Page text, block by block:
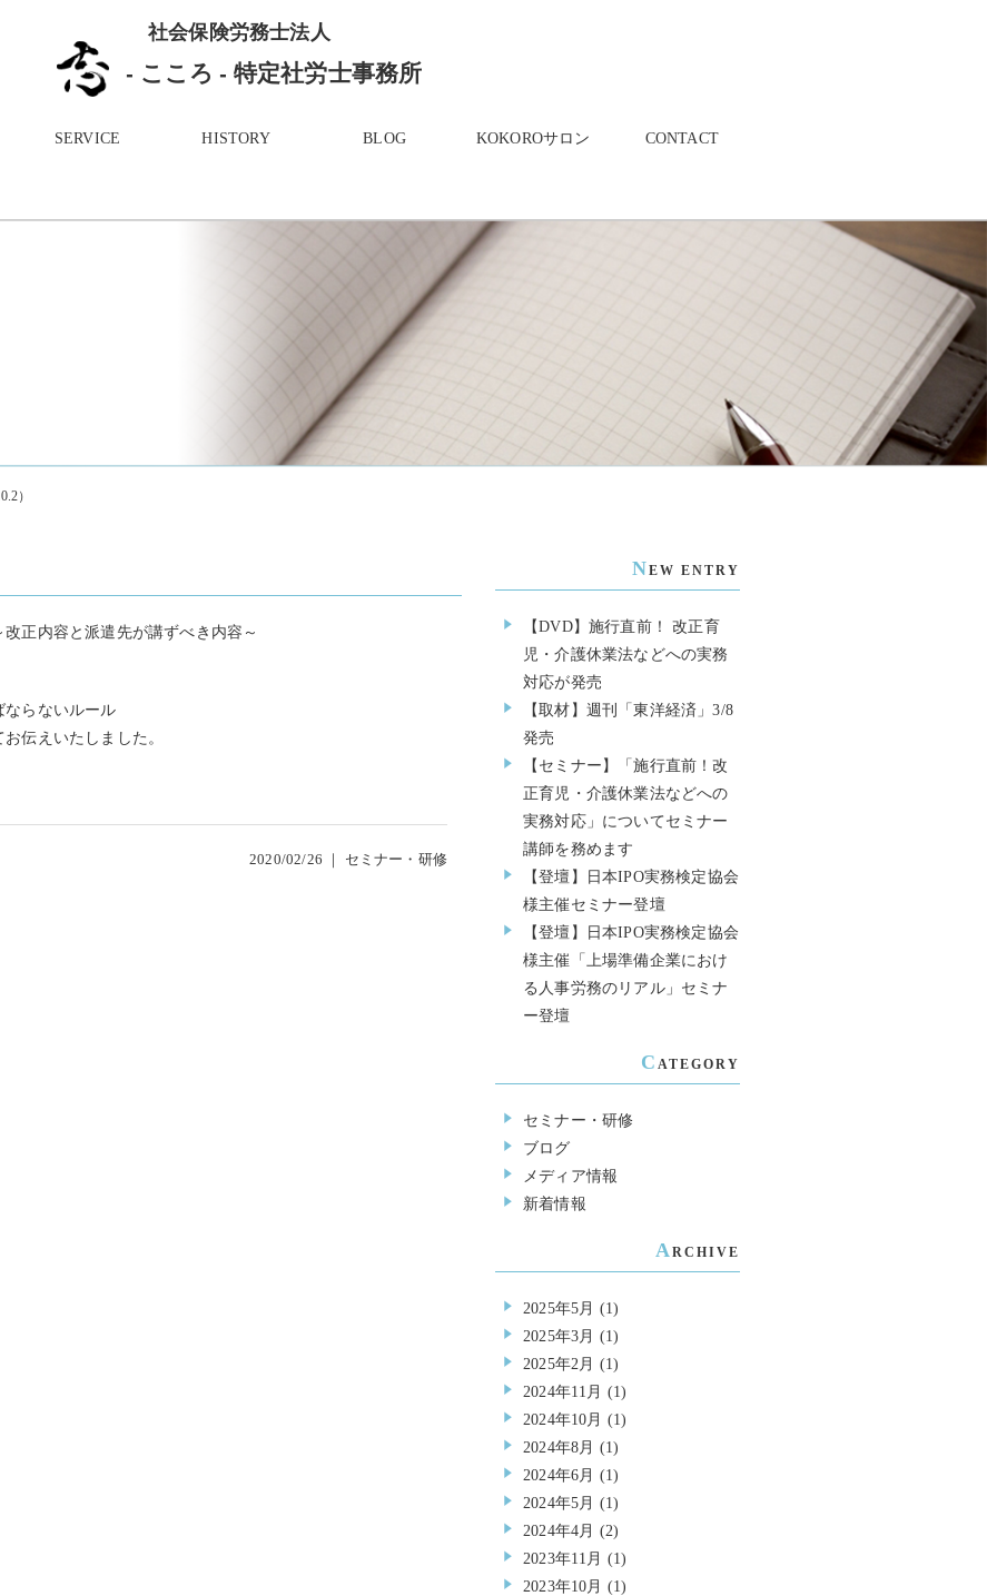
社会保険労務士法人
- こころ - 特定社労士事務所
SERVICE HISTORY BLOG KOKOROサロン CONTACT
）
正内容と派遣先が講ずべき内容～
ならないルール
伝えいたしました。
2020/02/26 ｜ セミナー・研修
NEW ENTRY
【DVD】施行直前！ 改正育
児・介護休業法などへの実務
対応が発売
【取材】週刊「東洋経済」3/8
発売
【セミナー】「施行直前！改
正育児・介護休業法などへの
実務対応」についてセミナー
講師を務めます
【登壇】日本IPO実務検定協会
様主催セミナー登壇
【登壇】日本IPO実務検定協会
様主催「上場準備企業におけ
る人事労務のリアル」セミナ
ー登壇
C ATEGORY
セミナー・研修
ブログ
メディア情報
新着情報
A RCHIVE
2025年5月 (1)
2025年3月 (1)
2025年2月 (1)
2024年11月 (1)
2024年10月 (1)
2024年8月 (1)
2024年6月 (1)
2024年5月 (1)
2024年4月 (2)
2023年11月 (1)
2023年10月 (1)